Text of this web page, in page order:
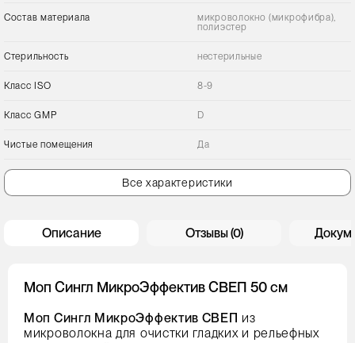
Состав материала
микроволокно (микрофибра),
полиэстер
Стерильность нестерильные
Класс ISO 8-9
Класс GMP D
Чистые помещения Да
Все характеристики
Описание Отзывы (0)
Моп Сингл МикроЭффектив СВЕП 50 см
Моп Сингл МикроЭффектив СВЕП из
микроволокна для очистки гладких и рельефных